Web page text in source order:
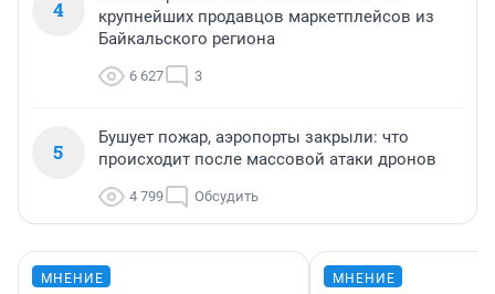
4
крупнейших продавцов маркетплейсов из
Байкальского региона
6 627 3
5
Бушует пожар, аэропорты закрыли: что
происходит после массовой атаки дронов
4 799 Обсудить
МНЕНИЕ МНЕНИЕ